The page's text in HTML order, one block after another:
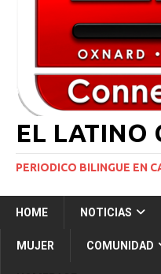
[ 5
EL LATINO
PERIODICO BILINGUE EN
HOME NOTICIAS
MUJER COMUNIDAD